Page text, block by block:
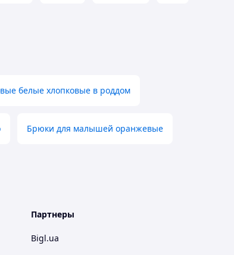
белые хлопковые в роддом
Брюки для малышей оранжевые
Партнеры
Bigl.ua